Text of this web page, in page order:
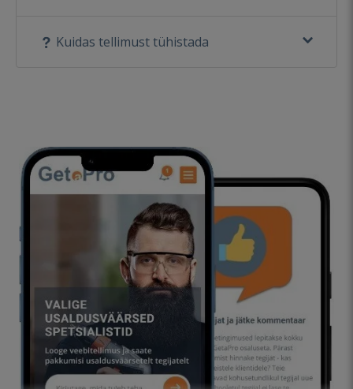
Kuidas tellimust tühistada